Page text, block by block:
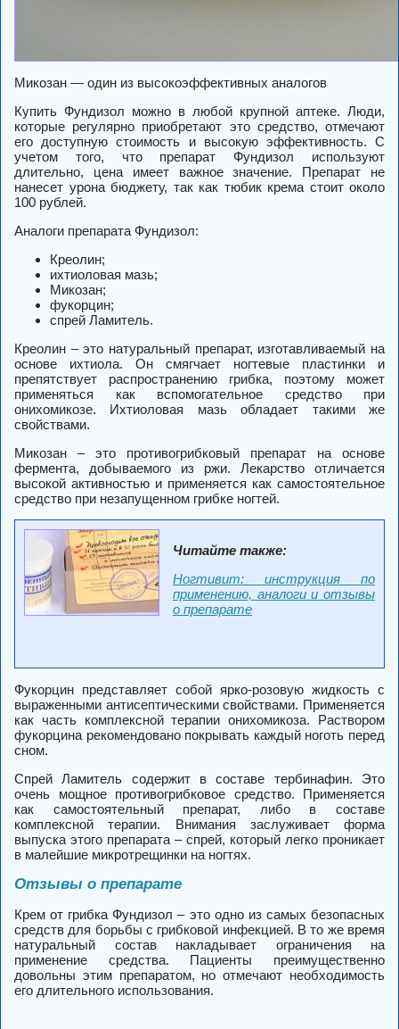
Микозан — один из высокоэффективных аналогов
Купить Фундизол можно в любой крупной аптеке. Люди,
которые регулярно приобретают это средство, отмечают
его доступную стоимость и высокую эффективность. С
учетом того, что препарат Фундизол используют
длительно, цена имеет важное значение. Препарат не
нанесет урона бюджету, так как тюбик крема стоит около
100 рублей.
Аналоги препарата Фундизол:
Креолин;
ихтиоловая мазь;
Микозан;
фукорцин;
спрей Ламитель.
Креолин – это натуральный препарат, изготавливаемый на
основе ихтиола. Он смягчает ногтевые пластинки и
препятствует распространению грибка, поэтому может
применяться как вспомогательное средство при
онихомикозе. Ихтиоловая мазь обладает такими же
свойствами.
Микозан – это противогрибковый препарат на основе
фермента, добываемого из ржи. Лекарство отличается
высокой активностью и применяется как самостоятельное
средство при незапущенном грибке ногтей.
Читайте также:
Ногтивит: инструкция по
применению, аналоги и отзывы
о препарате
Фукорцин представляет собой ярко-розовую жидкость с
выраженными антисептическими свойствами. Применяется
как часть комплексной терапии онихомикоза. Раствором
фукорцина рекомендовано покрывать каждый ноготь перед
сном.
Спрей Ламитель содержит в составе тербинафин. Это
очень мощное противогрибковое средство. Применяется
как самостоятельный препарат, либо в составе
комплексной терапии. Внимания заслуживает форма
выпуска этого препарата – спрей, который легко проникает
в малейшие микротрещинки на ногтях.
Отзывы о препарате
Крем от грибка Фундизол – это одно из самых безопасных
средств для борьбы с грибковой инфекцией. В то же время
натуральный состав накладывает ограничения на
применение средства. Пациенты преимущественно
довольны этим препаратом, но отмечают необходимость
его длительного использования.